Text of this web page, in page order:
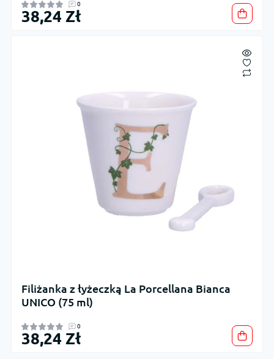
0
38,24 Zł
Filiżanka z łyżeczką La Porcellana Bianca
UNICO (75 ml)
0
38,24 Zł